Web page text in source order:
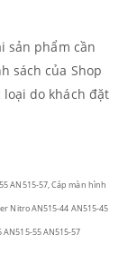
sản phẩm cần
sách của Shop
do khách đặt
AN515-57, Cáp màn hình
Nitro AN515-44 AN515-45
55 AN515-57